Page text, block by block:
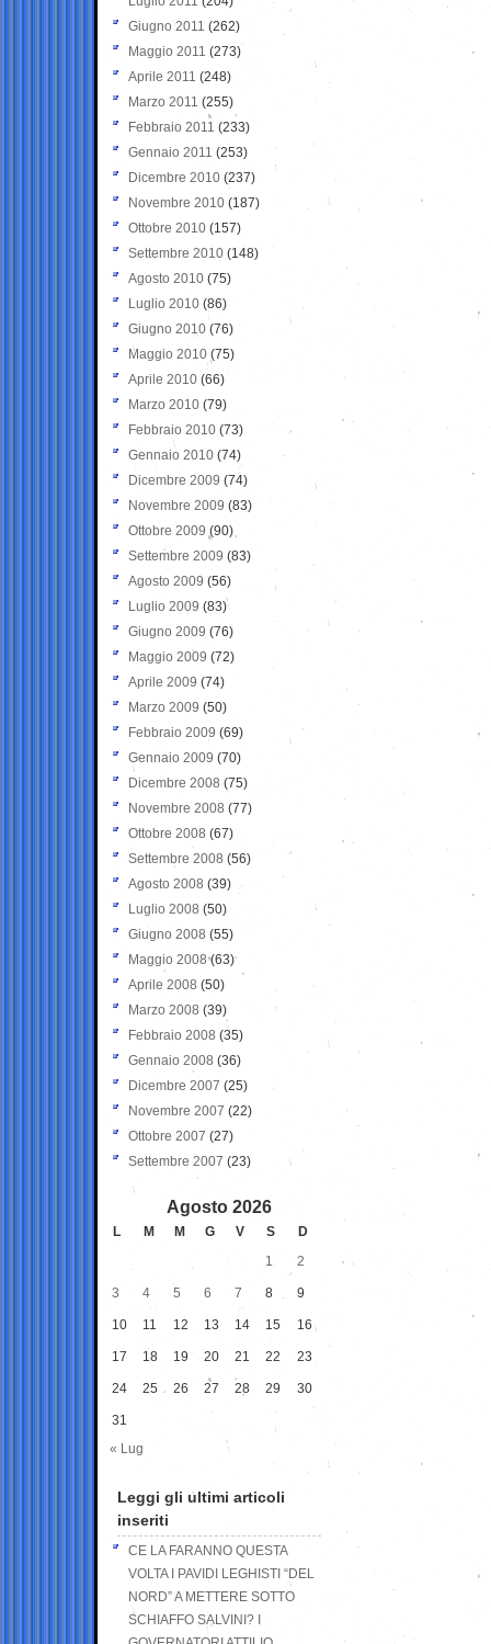
Giugno 2011 (262)
Maggio 2011 (273)
Aprile 2011 (248)
Marzo 2011 (255)
Febbraio 2011 (233)
Gennaio 2011 (253)
Dicembre 2010 (237)
Novembre 2010 (187)
Ottobre 2010 (157)
Settembre 2010 (148)
Agosto 2010 (75)
Luglio 2010 (86)
Giugno 2010 (76)
Maggio 2010 (75)
Aprile 2010 (66)
Marzo 2010 (79)
Febbraio 2010 (73)
Gennaio 2010 (74)
Dicembre 2009 (74)
Novembre 2009 (83)
Ottobre 2009 (90)
Settembre 2009 (83)
Agosto 2009 (56)
Luglio 2009 (83)
Giugno 2009 (76)
Maggio 2009 (72)
Aprile 2009 (74)
Marzo 2009 (50)
Febbraio 2009 (69)
Gennaio 2009 (70)
Dicembre 2008 (75)
Novembre 2008 (77)
Ottobre 2008 (67)
Settembre 2008 (56)
Agosto 2008 (39)
Luglio 2008 (50)
Giugno 2008 (55)
Maggio 2008(63)
Aprile 2008 (50)
Marzo 2008 (39)
Febbraio 2008 (35)
Gennaio 2008 (36)
Dicembre 2007 (25)
Novembre 2007 (22)
Ottobre 2007 (27)
Settembre 2007 (23)
Agosto 2026
L M M G V S
D
1
2
3 4 5 6 7 8 9
10 11 12 13 14 15 16
17 18 19 20 21 22 23
24 25 26 27 28 29 30
31
« Lug
Leggi gli ultimi articoli
inseriti
CE LA FARANNO QUESTA
VOLTA I PAVIDI LEGHISTI “DEL
NORD” A METTERE SOTTO
SCHIAFFO SALVINI? I